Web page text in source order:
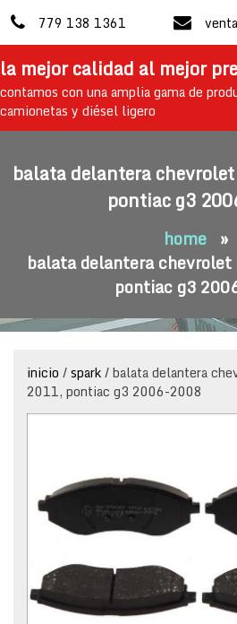
to
content
779 138 1361
la mejor calidad al mejor
contamos con una amplia gama de
camionetas y diésel ligero
balata delantera
pontiac g3
home »
balata delantera
pontiac g3
inicio /spark/ balata delantera
2011, pontiac g3 2006-2008